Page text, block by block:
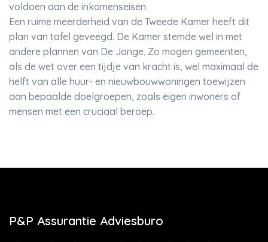
voldoen aan de inkomenseisen.
Een ruime meerderheid van de Tweede Kamer heeft dit
plan van tafel geveegd. De Kamer stemde wel in met
andere plannen van De Jonge. Zo mogen gemeenten,
als de wet over een tijdje van kracht is, wel maximaal de
helft van alle huur- en nieuwbouwwoningen toewijzen
aan bepaalde doelgroepen, zoals eigen inwoners of
mensen met een cruciaal beroep.
P&P Assurantie Adviesburo